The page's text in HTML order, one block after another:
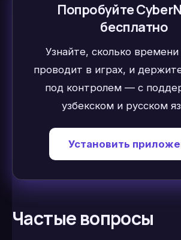
Попробуйте
бесплатно
Узнайте, сколько
проводит в играх, и
под контролем — с
узбекском и русском
Установить
Частые вопросы